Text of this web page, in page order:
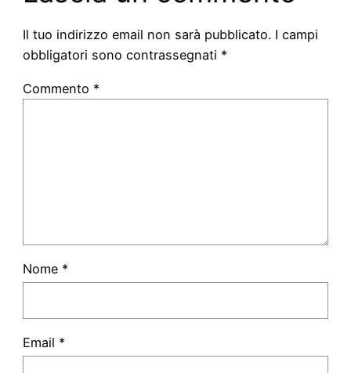
Il tuo indirizzo email non sarà pubblicato. I campi
obbligatori sono contrassegnati *
Commento *
Nome *
Email *